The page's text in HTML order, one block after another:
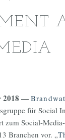
2018 —
für Social
zum Social-
Branchen vor. „